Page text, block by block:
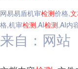
网易易盾机审检测价格,
格,机审检测,AI检测,AI内
来自：网站